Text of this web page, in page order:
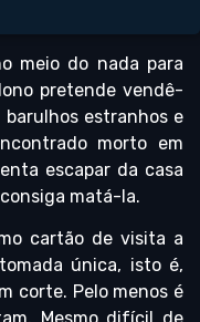
meio do nada para
pretende vendê-
estranhos e
morto em
escapar da casa
matá-la.
cartão de visita a
única, isto é,
corte. Pelo menos é